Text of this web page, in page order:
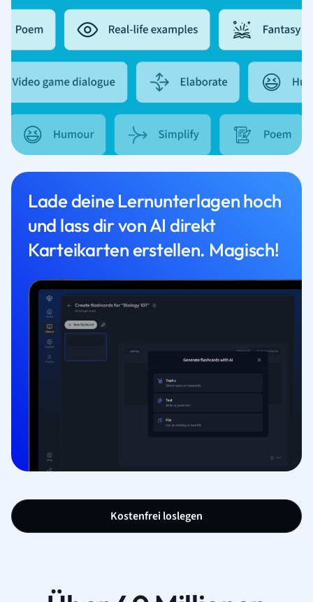
Lade deine Lernunterlagen hoch
und lass dir von AI direkt
Karteikarten erstellen. Magisch!
Kostenfrei loslegen